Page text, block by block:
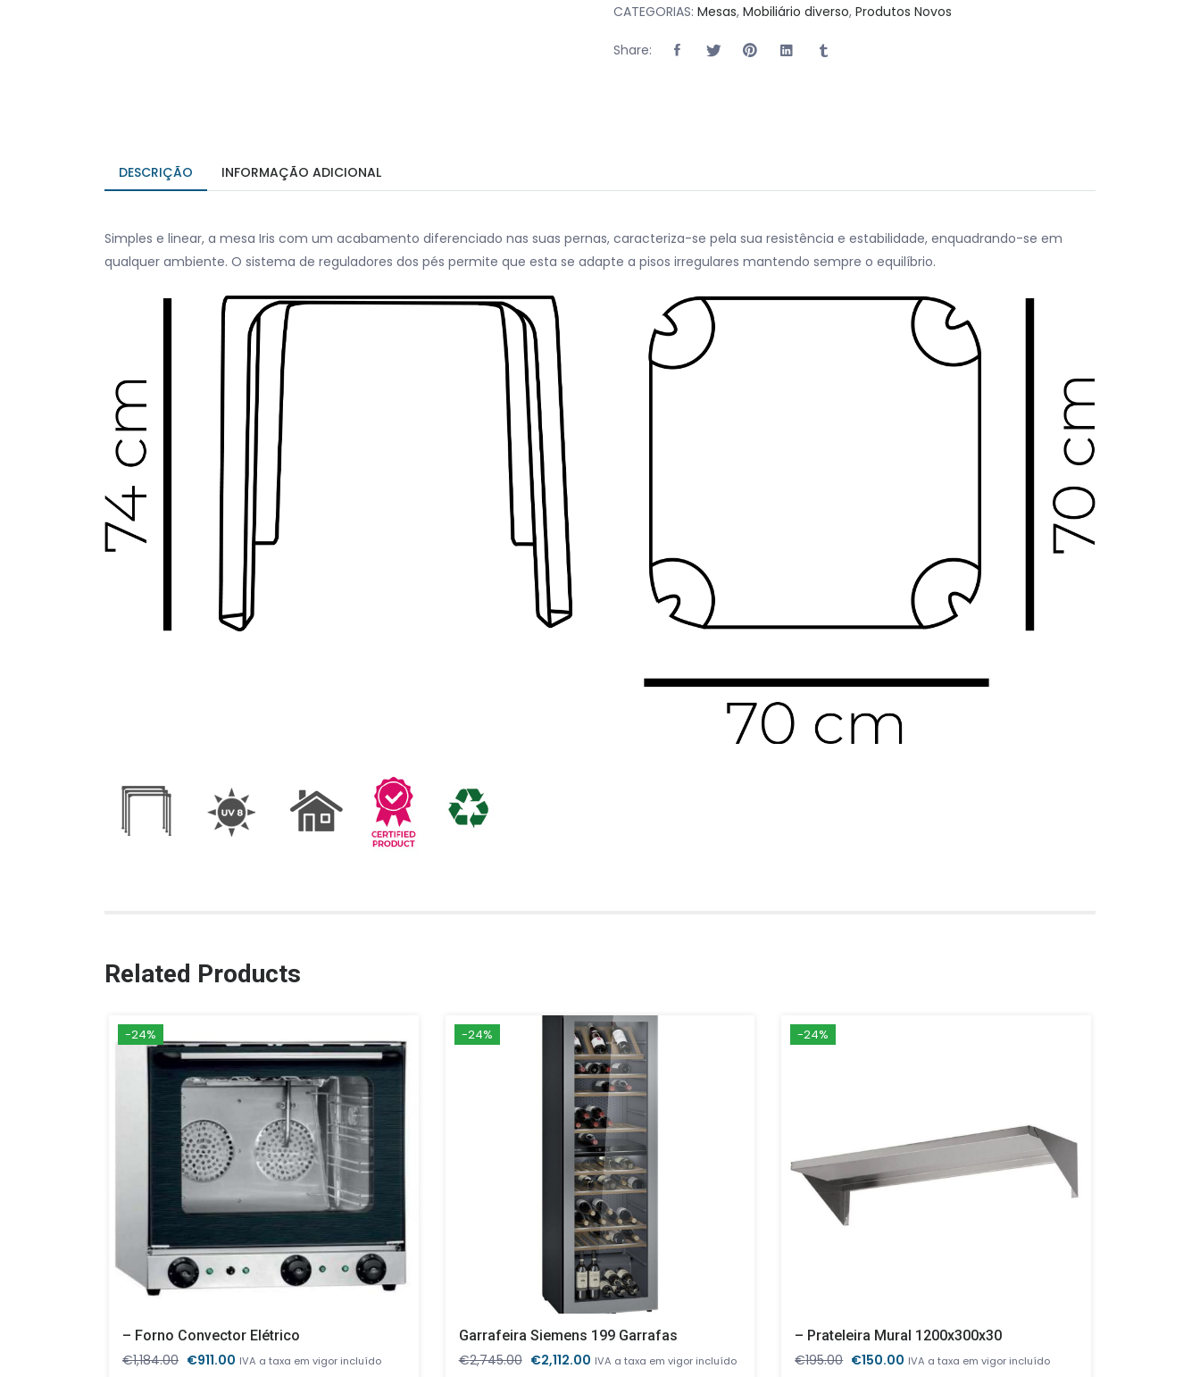
CATEGORIAS: Mesas, Mobiliário diverso, Produtos Novos
Share:
DESCRIÇÃO INFORMAÇÃO ADICIONAL
Simples e linear, a mesa Iris com um acabamento diferenciado nas suas pernas, caracteriza-se pela sua resistência e estabilidade, enquadrando-se em
qualquer ambiente. O sistema de reguladores dos pés permite que esta se adapte a pisos irregulares mantendo sempre o equilíbrio.
Related Products
-24%
– Forno Convector Elétrico
€1,184.00 O
€911.00 O
IVA a taxa em vigor incluído
-24%
Garrafeira Siemens 199 Garrafas
€2,745.00 O
€2,112.00OIVA a taxa em vigor incluído
-24%
– Prateleira Mural 1200x300x30
€195.00 O
€150.00 O
IVA a taxa em vigor incluído